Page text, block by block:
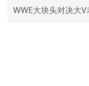
WWE大块头对决大